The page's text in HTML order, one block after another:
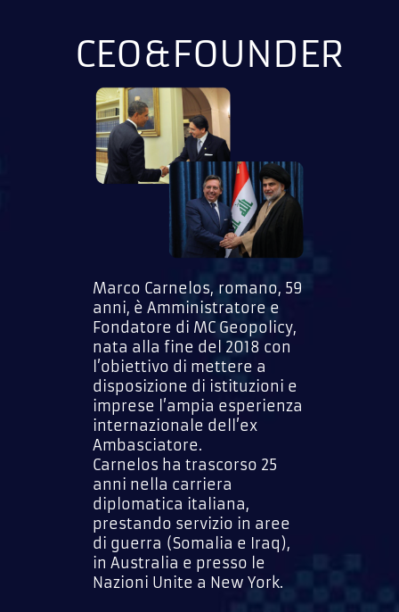
CEO&FOUNDER
Marco Carnelos, romano, 59
anni, è Amministratore e
Fondatore di MC Geopolicy,
nata alla fine del 2018 con
l’obiettivo di mettere a
disposizione di istituzioni e
imprese l’ampia esperienza
internazionale dell’ex
Ambasciatore.
Carnelos ha trascorso 25
anni nella carriera
diplomatica italiana,
prestando servizio in aree
di guerra (Somalia e Iraq),
in Australia e presso le
Nazioni Unite a New York.